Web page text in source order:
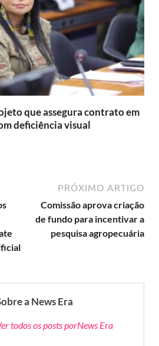
que assegura contrato em
deficiência visual
PRÓXIMO ARTIGO
Comissão aprova criação
de fundo para incentivar a
pesquisa agropecuária
a News Era
todos os posts porNews Era